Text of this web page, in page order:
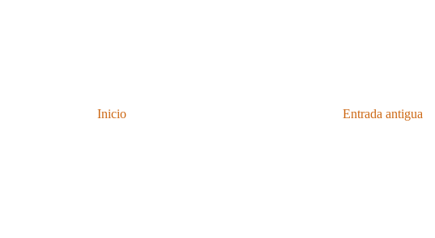
Entrada antigua
Inicio